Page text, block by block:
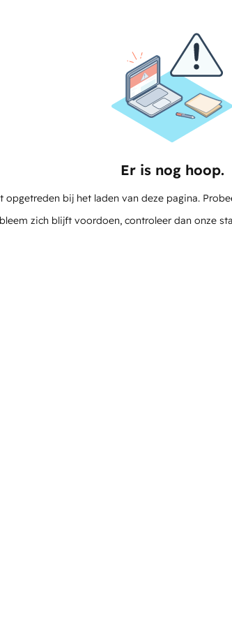
Er is nog hoop.
opgetreden bij het laden van deze pagina.
zich blijft voordoen, controleer dan onze